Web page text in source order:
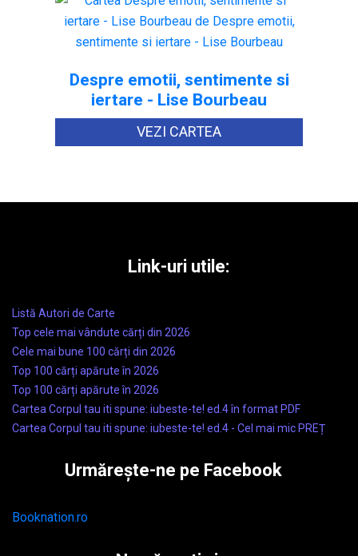
Despre emotii, sentimente si
iertare - Lise Bourbeau
VEZI CARTEA
Link-uri utile:
Listă Autori de Carte
Top cele mai vândute cărți din 2026
Cele mai bune 100 cărți din 2026
Top 100 cărți apărute în 2026
Top 100 cărți apărute în 2026
Cartea Corpul tau iti spune: iubeste-te! ed.4 în format PDF
Cartea Corpul tau iti spune: iubeste-te! ed.4 - Cel mai mic PREȚ
Urmărește-ne pe Facebook
Booknation.ro